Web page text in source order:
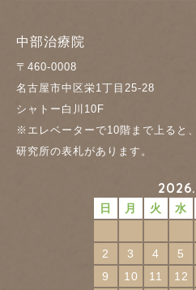
中部治療院
〒460-0008
名古屋市中区栄1丁目25-28
シャトー白川10F
※エレベーターで10階まで上ると
研究所の表札があります。
日 月 火 水
2
3 4 5
9
10 11 12